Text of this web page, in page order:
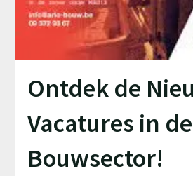
Ontdek de
Vacatures in de
Bouwsector!